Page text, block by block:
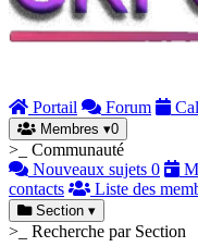
Portail Forum
Membres ▾0
>_ Communauté
Nouveaux sujets 0
contacts
Liste des
Section ▾
>_ Recherche par Section